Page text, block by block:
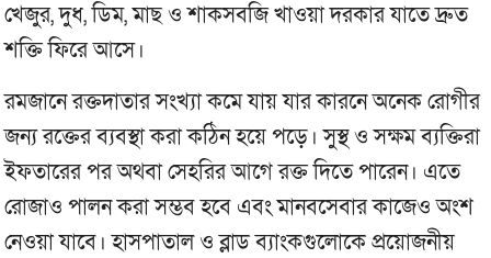
খেজুর, দুধ, ডিম, মাছ ও শাকসবজি খাওয়া দরকার যাতে দ্রুত
শক্তি ফিরে আসে।
রমজানে রক্তদাতার সংখ্যা কমে যায় যার কারনে অনেক রোগীর
জন্য রক্তের ব্যবস্থা করা কঠিন হয়ে পড়ে। সুস্থ ও সক্ষম ব্যক্তিরা
ইফতারের পর অথবা সেহরির আগে রক্ত দিতে পারেন। এতে
রোজাও পালন করা সম্ভব হবে এবং মানবসেবার কাজেও অংশ
নেওয়া যাবে। হাসপাতাল ও ব্লাড ব্যাংকগুলোকে প্রয়োজনীয়